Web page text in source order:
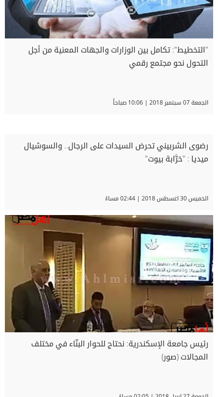
"التخطيط": تكامل بين الوزارات والجهات المعنية من أجل
التحول نحو مجتمع رقمي
الجمعة 07 سبتمبر 2018 | 10:06 صباحاً
رضوى الشربيني تحرض السيدات على الرجال.. والسوشيال
ميديا : "خرَّابة بيوت"
الخميس 30 اغسطس 2018 | 02:44 مساءً
رئيس جامعة الإسكندرية: نحتاج للحوار البنّاء في مختلف
المجالات (صور)